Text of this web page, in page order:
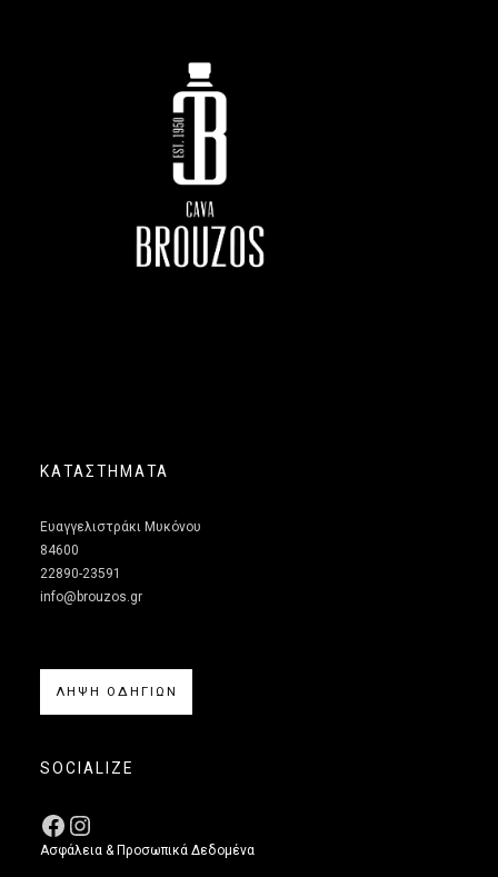
ΚΑΤΑΣΤΗΜΑΤΑ
Ευαγγελιστράκι Μυκόνου
84600
22890-23591
info@brouzos.gr
ΛΗΨΗ ΟΔΗΓΙΩΝ
SOCIALIZE
Ασφάλεια & Προσωπικά Δεδομένα